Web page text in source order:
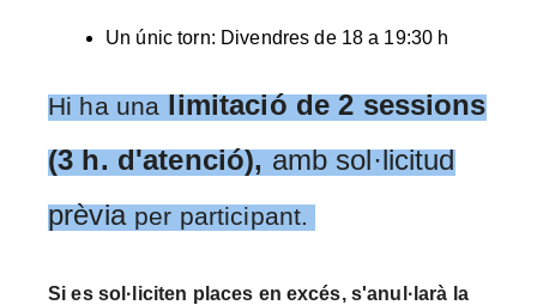
Un únic torn: Divendres de 18 a 19:30 h
Hi ha una limitació de 2 sessions
(3 h. d'atenció),amb sol·licitud
prèviaper participant.
Si es sol·liciten places en excés, s'anul·larà la